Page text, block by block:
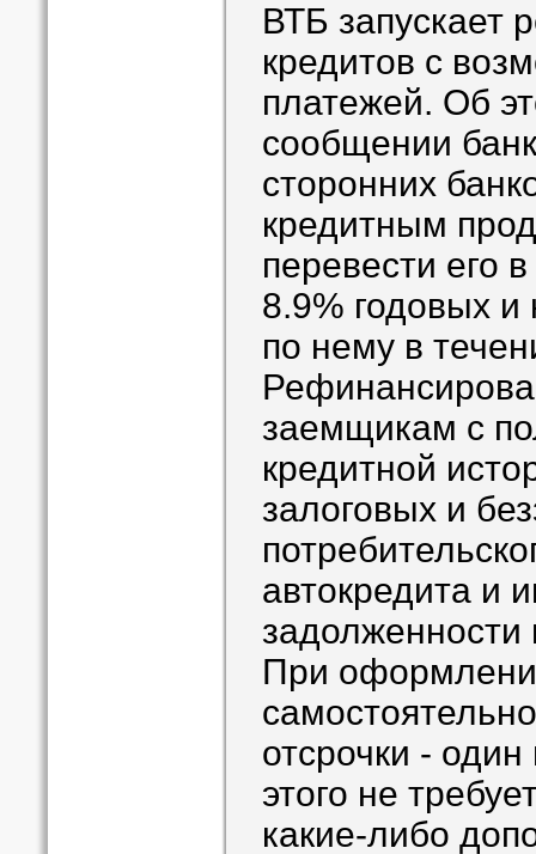
ВТБ запускает
кредитов с
платежей. Об
сообщении
сторонних
кредитным
перевести его
8.9% годовых и
по нему в
заемщикам с
кредитной
залоговых и
автокредита и
При
отсрочки -
этого не
какие-либо